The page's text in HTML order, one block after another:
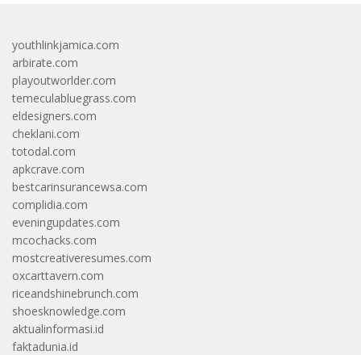
youthlinkjamica.com
arbirate.com
playoutworlder.com
temeculabluegrass.com
eldesigners.com
cheklani.com
totodal.com
apkcrave.com
bestcarinsurancewsa.com
complidia.com
eveningupdates.com
mcochacks.com
mostcreativeresumes.com
oxcarttavern.com
riceandshinebrunch.com
shoesknowledge.com
aktualinformasi.id
faktadunia.id